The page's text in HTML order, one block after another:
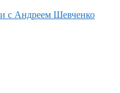
с Андреем Шевченко